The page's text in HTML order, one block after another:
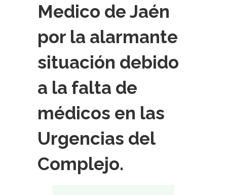
Medico de Jaén
por la alarmante
situación debido
a la falta de
médicos en las
Urgencias del
Complejo.